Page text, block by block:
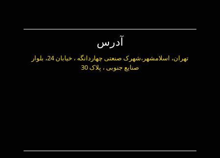
آدرس
تهران، اسلامشهر،شهرک صنعتی چهاردانگه ، خیابان 24، بلوار
صنایع جنوبی ، پلاک 30